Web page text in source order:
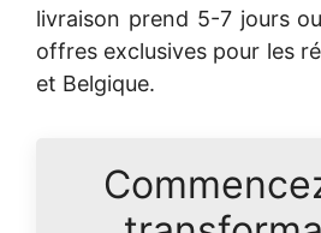
livraison prend 5-7 jours
offres exclusives pour les
et Belgique.